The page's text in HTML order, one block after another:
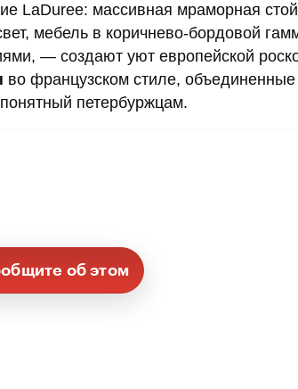
LaDuree: массивная мраморная
мебель в коричнево-бордовой
— создают уют европейской
во французском стиле,
петербуржцам.
об этом